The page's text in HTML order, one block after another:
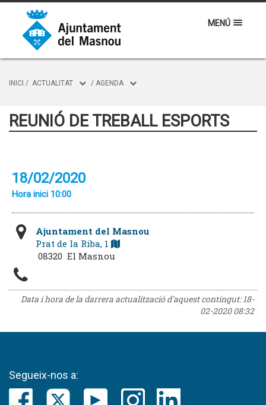
MENÚ
INICI / ACTUALITAT / AGENDA
REUNIÓ DE TREBALL ESPORTS
18/02/2020
Hora inici 10:00
Ajuntament del Masnou
Prat de la Riba, 1
08320 El Masnou
Data i hora de la darrera actualització d'aquest contingut:18-
02-2020 08:32
Segueix-nos a: